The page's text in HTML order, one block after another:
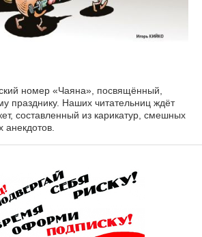
номер «Чаяна», посвящённый,
читательниц ждёт
составленный из карикатур, смешных
анекдотов.